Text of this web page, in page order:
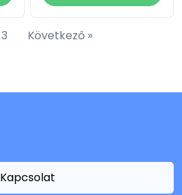
3 Következő »
Kapcsolat